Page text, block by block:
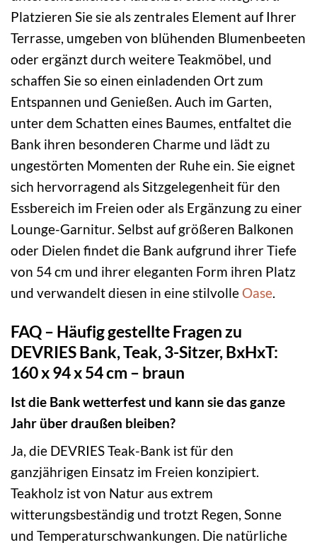
Platzieren Sie sie als zentrales Element auf Ihrer
Terrasse, umgeben von blühenden Blumenbeeten
oder ergänzt durch weitere Teakmöbel, und
schaffen Sie so einen einladenden Ort zum
Entspannen und Genießen. Auch im Garten,
unter dem Schatten eines Baumes, entfaltet die
Bank ihren besonderen Charme und lädt zu
ungestörten Momenten der Ruhe ein. Sie eignet
sich hervorragend als Sitzgelegenheit für den
Essbereich im Freien oder als Ergänzung zu einer
Lounge-Garnitur. Selbst auf größeren Balkonen
oder Dielen findet die Bank aufgrund ihrer Tiefe
von 54 cm und ihrer eleganten Form ihren Platz
und verwandelt diesen in eine stilvolle Oase.
FAQ – Häufig gestellte Fragen zu
DEVRIES Bank, Teak, 3-Sitzer, BxHxT:
160 x 94 x 54 cm – braun
Ist die Bank wetterfest und kann sie das ganze
Jahr über draußen bleiben?
Ja, die DEVRIES Teak-Bank ist für den
ganzjährigen Einsatz im Freien konzipiert.
Teakholz ist von Natur aus extrem
witterungsbeständig und trotzt Regen, Sonne
und Temperaturschwankungen. Die natürliche